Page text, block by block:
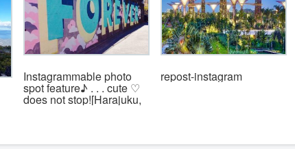
Instagrammable photo
spot feature♪ . . . cute ♡
does not stop![Harajuku,
repost-instagram